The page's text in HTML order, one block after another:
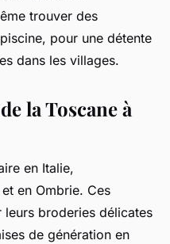
trouver des
pour une détente
dans les villages.
la Toscane à
en Italie,
en Ombrie. Ces
broderies délicates
de génération en